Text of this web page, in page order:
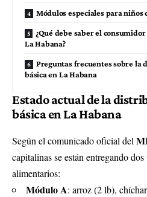
Módulos especiales para niños
¿Qué debe saber el
La Habana?
Preguntas frecuentes sobre la
básica en La Habana
Estado actual de la
básica en La Habana
Según el comunicado oficial del
capitalinas se están entregando
alimentarios:
Módulo A: arroz (2 lb),